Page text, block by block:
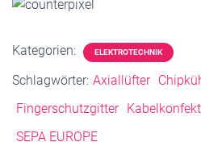
Kategorien: ELEKTROTECHNIK
Schlagwörter: Axiallüfter
Fingerschutzgitter
SEPA EUROPE